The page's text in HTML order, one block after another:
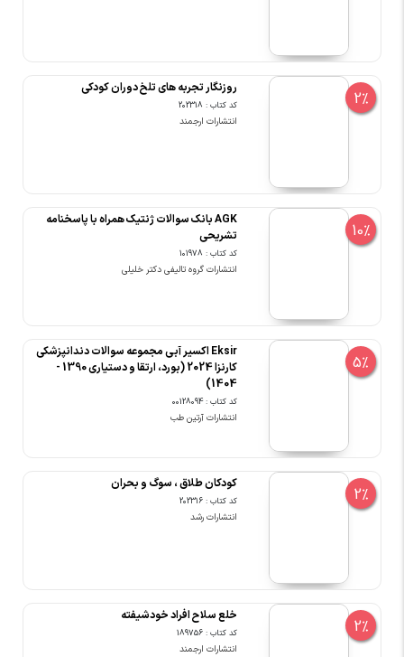
2%
روزنگار تجربه های تلخ دوران کودکی
کد کتاب : 202318
انتشارات ارجمند
10%
AGK بانک سوالات ژنتیک همراه با پاسخنامه
تشریحی
کد کتاب : 101978
انتشارات گروه تالیفی دکتر خلیلی
5%
Eksir اکسیر آبی مجموعه سوالات دندانپزشکی
کارنزا 2024 (بورد، ارتقا و دستیاری 1390 -
1404)
کد کتاب : 00128094
انتشارات آرتین طب
2%
کودکان طلاق ، سوگ و بحران
کد کتاب : 202316
انتشارات رشد
2%
خلع سلاح افراد خودشیفته
کد کتاب : 189756
انتشارات ارجمند